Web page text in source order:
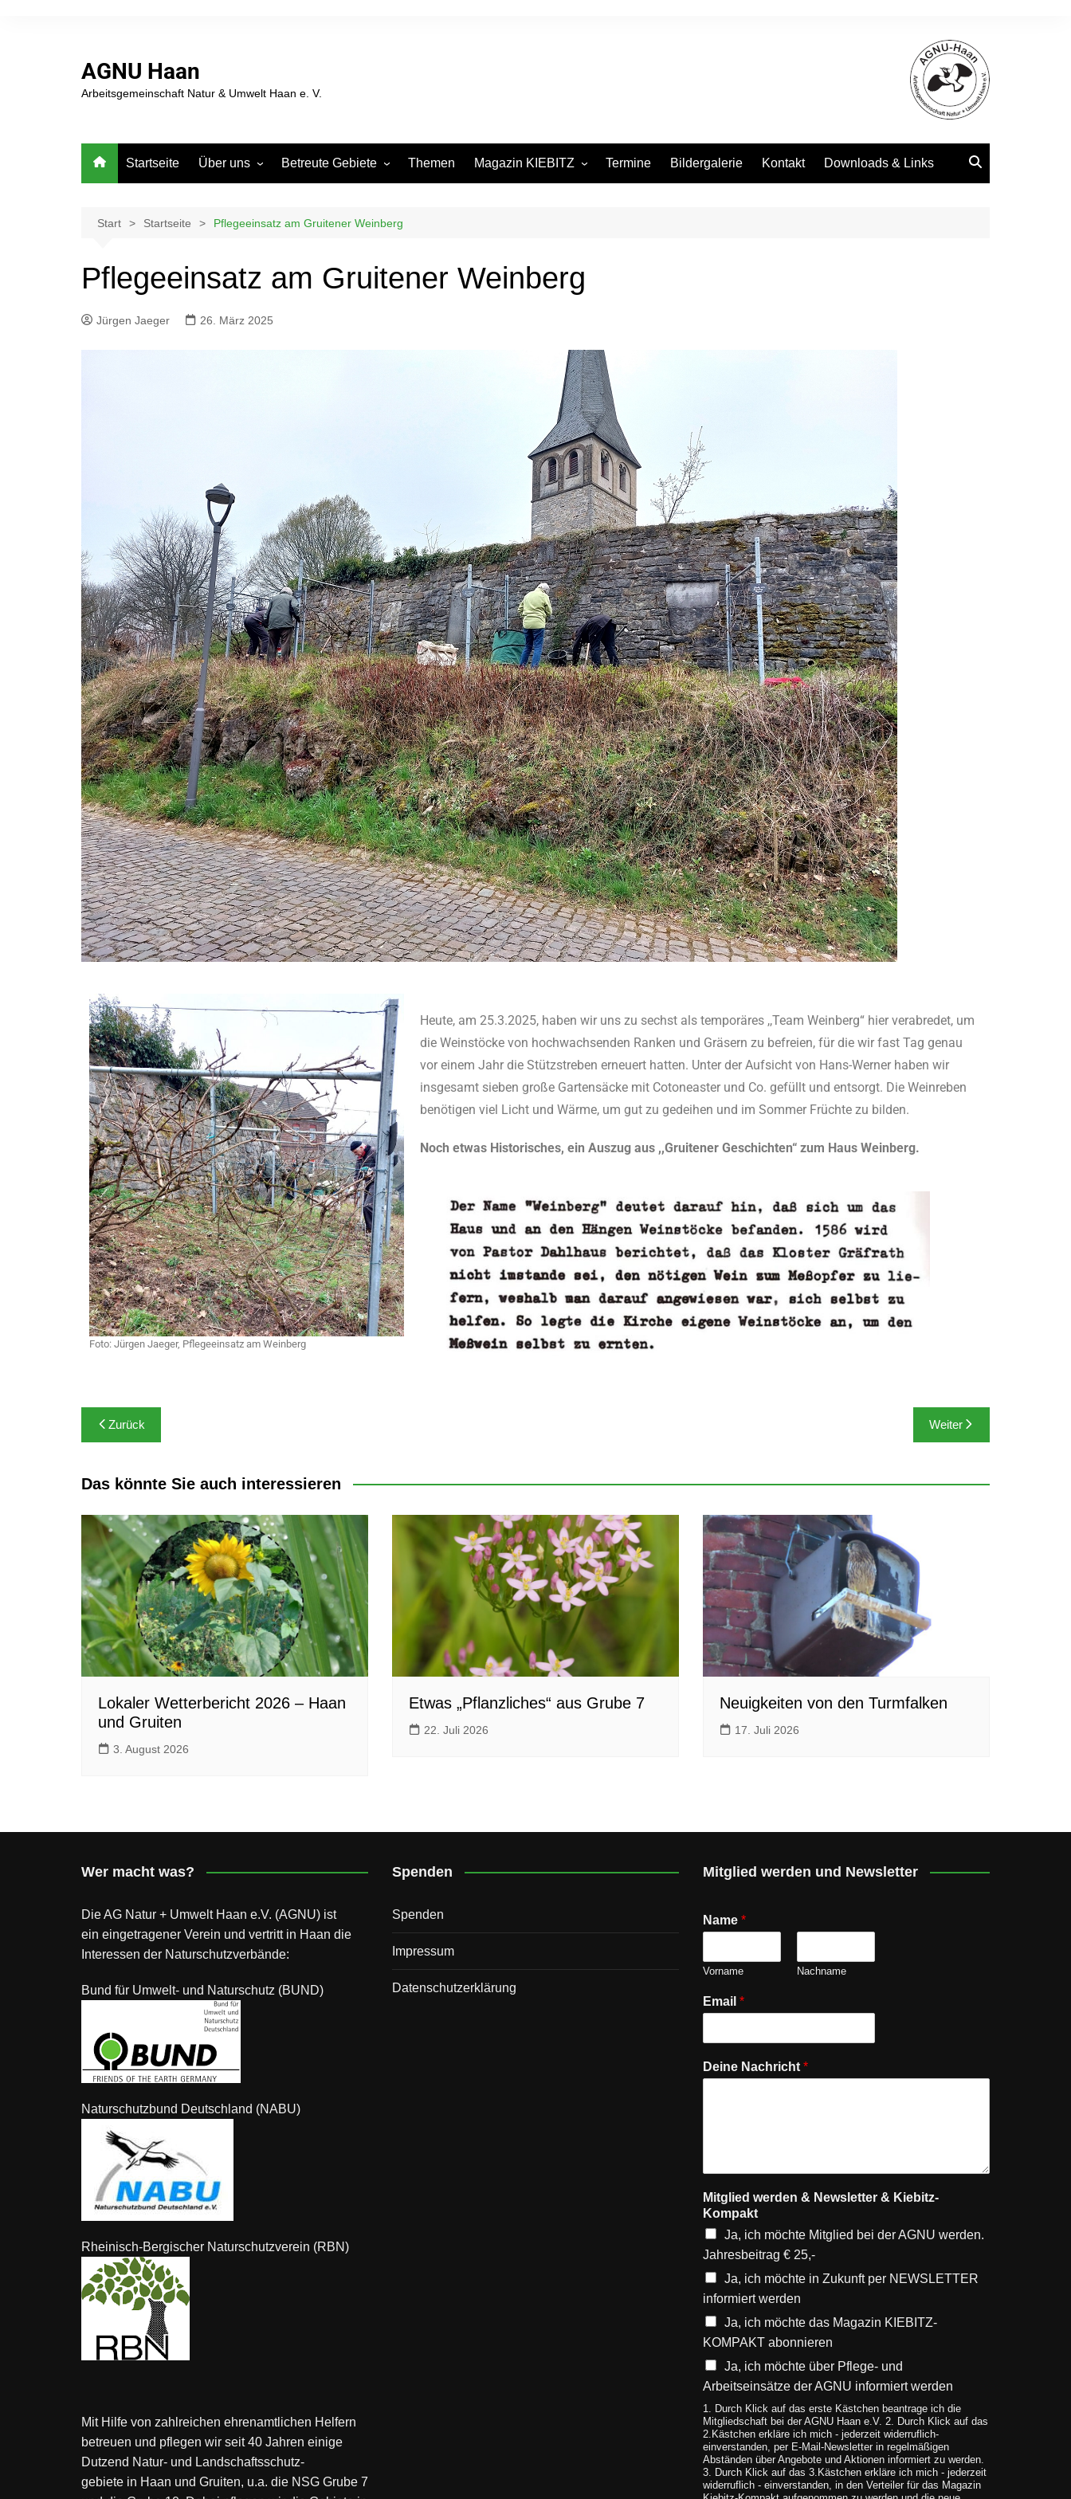
AGNU Haan
Arbeitsgemeinschaft Natur & Umwelt Haan e. V.
Startseite Über uns
Spenden
Betreute Gebiete
Grube 7
Streuobstwiesen in Gruiten
Themen Magazin KIEBITZ Termine Bildergalerie Kontakt Downloads & Links
Start Startseite Pflegeeinsatz am Gruitener Weinberg
Pflegeeinsatz am Gruitener Weinberg
Jürgen Jaeger 26. März 2025
Foto: Jürgen Jaeger, Pflegeeinsatz am Weinberg
Heute, am 25.3.2025, haben wir uns zu sechst als temporäres ,,Team Weinberg“ hier verabredet, um
die Weinstöcke von hochwachsenden Ranken und Gräsern zu befreien, für die wir fast Tag genau
vor einem Jahr die Stützstreben erneuert hatten. Unter der Aufsicht von Hans-Werner haben wir
insgesamt sieben große Gartensäcke mit Cotoneaster und Co. gefüllt und entsorgt. Die Weinreben
benötigen viel Licht und Wärme, um gut zu gedeihen und im Sommer Früchte zu bilden.
Noch etwas Historisches, ein Auszug aus ,,Gruitener Geschichten“ zum Haus Weinberg.
Zurück Weiter
Das könnte Sie auch interessieren
Lokaler Wetterbericht 2026 – Haan
und Gruiten
3. August 2026
Etwas „Pflanzliches“ aus Grube 7
22. Juli 2026
Neuigkeiten von den Turmfalken
17. Juli 2026
Wer macht was?
Die AG Natur + Umwelt Haan e.V. (AGNU) ist
ein eingetragener Verein und vertritt in Haan die
Interessen der Naturschutzverbände:
Bund für Umwelt- und Naturschutz (BUND)
Naturschutzbund Deutschland (NABU)
Rheinisch-Bergischer Naturschutzverein (RBN)
Mit Hilfe von zahlreichen ehrenamtlichen Helfern
betreuen und pflegen wir seit 40 Jahren einige
Dutzend Natur- und Landschaftsschutz-
gebiete in Haan und Gruiten, u.a. die NSG Grube 7
Spenden
Spenden
Impressum
Datenschutz­erklärung
Mitglied werden und Newsletter
Name *
Vorname Nachname
Email *
Deine Nachricht *
Mitglied werden & Newsletter & Kiebitz-
Kompakt
Ja, ich möchte Mitglied bei der AGNU werden.
Jahresbeitrag € 25,-
Ja, ich möchte in Zukunft per NEWSLETTER
informiert werden
Ja, ich möchte das Magazin KIEBITZ-
KOMPAKT abonnieren
Ja, ich möchte über Pflege- und
Arbeitseinsätze der AGNU informiert werden
1. Durch Klick auf das erste Kästchen beantrage ich die
Mitgliedschaft bei der AGNU Haan e.V. 2. Durch Klick auf das
2.Kästchen erkläre ich mich - jederzeit widerruflich-
einverstanden, per E-Mail-Newsletter in regelmäßigen
Abständen über Angebote und Aktionen informiert zu werden.
3. Durch Klick auf das 3.Kästchen erkläre ich mich - jederzeit
widerruflich - einverstanden, in den Verteiler für das Magazin